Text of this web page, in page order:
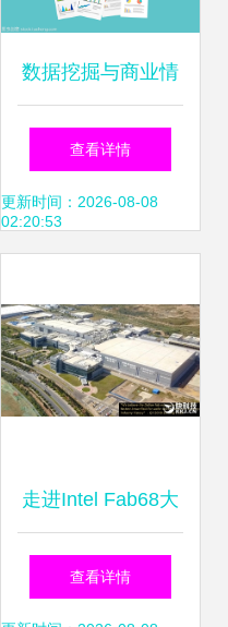
数据挖掘与商业情
报处理 从数据海洋
中提炼知识的艺术
查看详情
更新时间：2026-08-08
02:20:53
走进Intel Fab68大
连工厂 探秘144层
查看详情